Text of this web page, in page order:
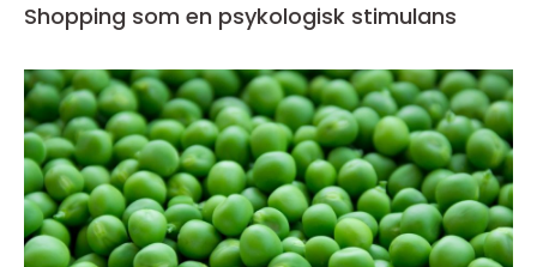
Shopping som en psykologisk stimulans